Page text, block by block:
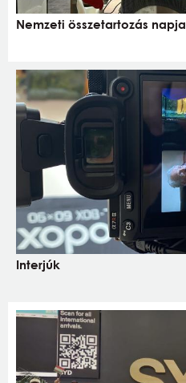
Nemzeti összetartozás napja
Interjúk